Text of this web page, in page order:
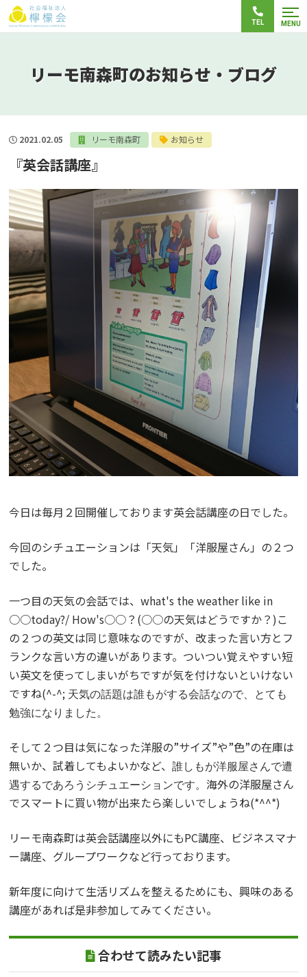
TEL MENU
リーモ南森町のお知らせ・ブログ
2021.02.05 リーモ南森町 お知らせ
『英会話講座』
今日は毎月２回開催しております英会話講座の日でした。
今回のシチュエーションは「天気」「洋服屋さん」の２つ
でした。
一つ目の天気の会話では、what's the weather like in
○○today?/ How's○○？(○○の天気はどうですか？)こ
の２つの英文は同じ意味なのですが、改まった言い方とフ
ランクな言い方の違いがあります。ついつい覚えやすい短
い英文を使ってしまいがちですが気を付けないといけない
ですね(^-^; 天気の話題は誰もがする会話なので、とても
勉強になりました。
そして２つ目は気になった洋服の”サイズ”や”色”の在庫は
無いか、試着してもよいかなど、誰しもが洋服屋さんで遭
遇するであろうシチュエーションです。海外の洋服屋さん
でスマートに買い物が出来たら楽しいでしょうね(*^^*)
リーモ南森町は英会話講座以外にもPC講座、ビジネスマナ
ー講座、グループワークなど行っております。
新年度に向けて生活リズムを整えるためにも、興味のある
講座があれば是非参加してみてください。
合わせて読みたい記事